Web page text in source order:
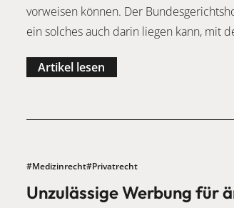
vorweisen können. Der
ein solches auch darin liegen kann, mit
Artikel lesen
#Medizinrecht#Privatrecht
Unzulässige Werbung für